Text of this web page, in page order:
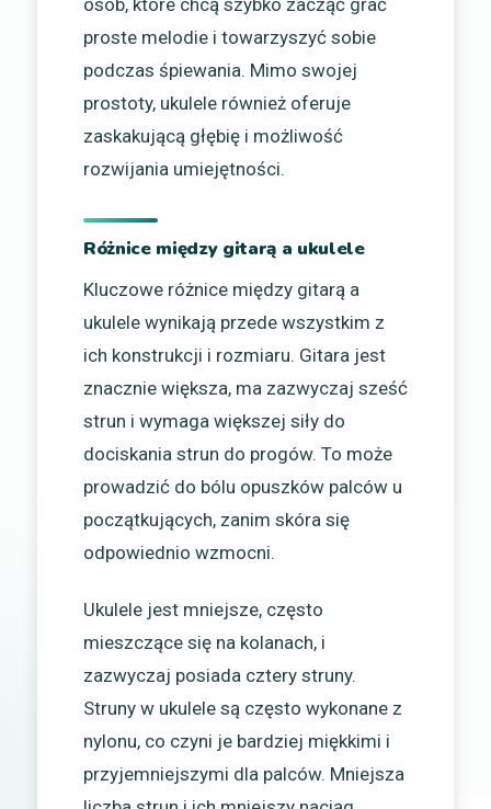
osób, które chcą szybko zacząć grać
proste melodie i towarzyszyć sobie
podczas śpiewania. Mimo swojej
prostoty, ukulele również oferuje
zaskakującą głębię i możliwość
rozwijania umiejętności.
Różnice między gitarą a ukulele
Kluczowe różnice między gitarą a
ukulele wynikają przede wszystkim z
ich konstrukcji i rozmiaru. Gitara jest
znacznie większa, ma zazwyczaj sześć
strun i wymaga większej siły do
dociskania strun do progów. To może
prowadzić do bólu opuszków palców u
początkujących, zanim skóra się
odpowiednio wzmocni.
Ukulele jest mniejsze, często
mieszczące się na kolanach, i
zazwyczaj posiada cztery struny.
Struny w ukulele są często wykonane z
nylonu, co czyni je bardziej miękkimi i
przyjemniejszymi dla palców. Mniejsza